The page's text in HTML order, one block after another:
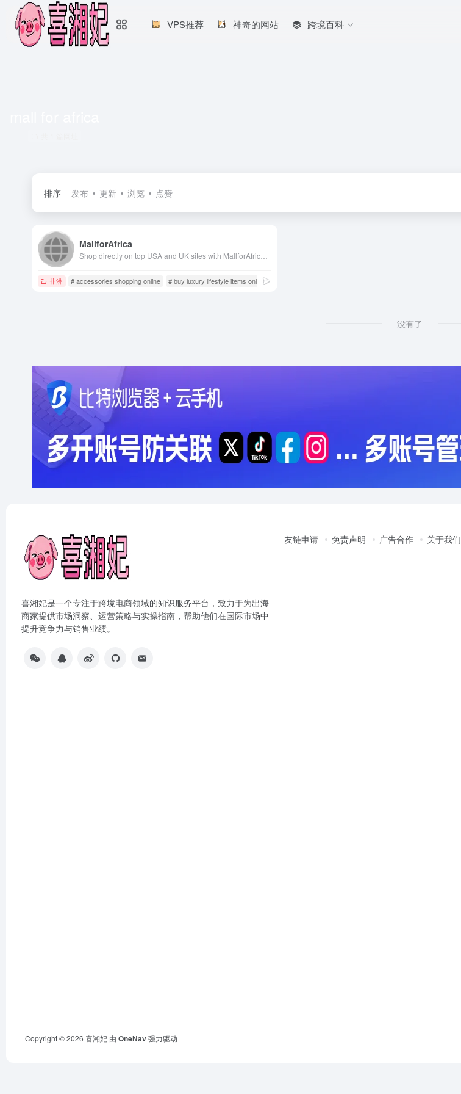
VPS推荐 神奇的网站 跨境百科
排序 发布 更新 浏览 点赞
MallforAfrica
非洲 # accessories shopping online # buy luxury lifestyle items online
没有了
喜湘妃是一个专注于跨境电商领域的知识服务平台，致力于为出海
商家提供市场洞察、运营策略与实操指南，帮助他们在国际市场中
提升竞争力与销售业绩。
友链申请 免责声明 广告合作 关于我们
Copyright © 2026 喜湘妃 由 OneNav强力驱动